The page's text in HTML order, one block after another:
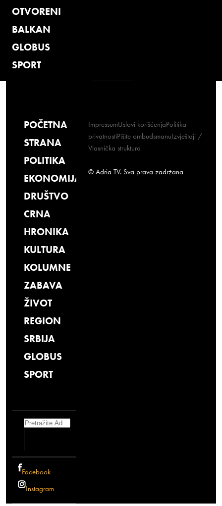
OTVORENI
BALKAN
GLOBUS
SPORT
POČETNA
STRANA
POLITIKA
EKONOMIJA
DRUŠTVO
CRNA
HRONIKA
KULTURA
KOLUMNE
ZABAVA
ŽIVOT
REGION
SRBIJA
GLOBUS
SPORT
Search
Facebook
Instagram
ImpressumUslovi korišćenjaPolitika
privatnostiPišite ombudsmanuIzvještaji /
Vlasnička struktura
© Adria TV. Sva prava zadržana